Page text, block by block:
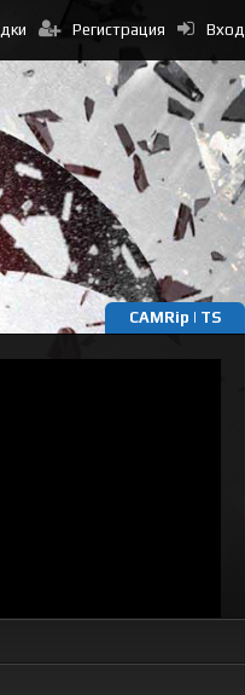
Вход
Регистрация
CAMRip | TS